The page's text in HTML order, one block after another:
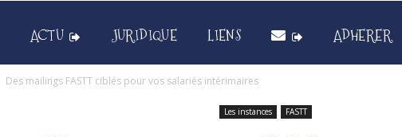
ACTU JURIDIQUE LIENS ADHERER
Des mailings FASTT ciblés pour vos salariés intérimaires
Les instances FASTT